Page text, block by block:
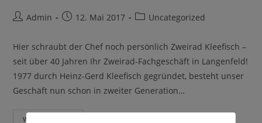
Admin 12. Mai 2017 Uncategorized
Hier schraubt der Chef noch persönlich Zweirad Kleefisch –
seit über 40 Jahren Ihr Zweirad-Fachgeschäft in Langenfeld!
1977 durch Heinz-Gerd Kleefisch gegründet, besteht unser
Geschäft nun schon in zweiter Generation…
Weiterlesen